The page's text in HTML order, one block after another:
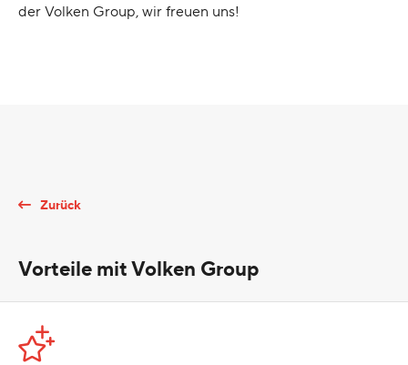
der Volken Group, wir freuen uns!
Zurück
Vorteile mit Volken Group